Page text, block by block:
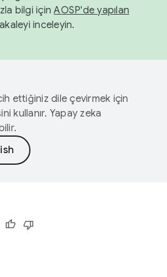
bilgi içinAOSP'de yapılan
inceleyin.
ettiğiniz dile çevirmek için
kullanır. Yapay zeka